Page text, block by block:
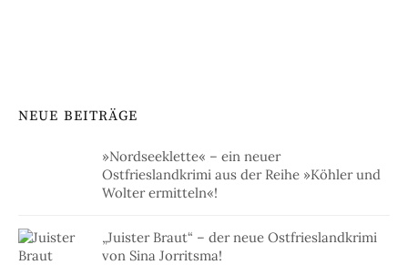
NEUE BEITRÄGE
»Nordseeklette« – ein neuer
Ostfrieslandkrimi aus der Reihe »Köhler und
Wolter ermitteln«!
„Juister Braut“ – der neue Ostfrieslandkrimi
von Sina Jorritsma!